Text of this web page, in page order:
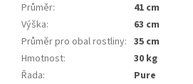
Průměr:
41 cm
Výška:
63 cm
Průměr pro obal rostliny: 35 cm
Hmotnost:
30 kg
Řada:
Pure